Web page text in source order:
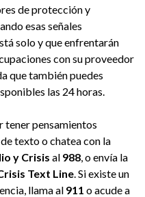
de protección y
esas señales
solo y que enfrentarán
con su proveedor
que también puedes
las 24 horas.
tener pensamientos
texto o chatea con la
y Crisis al 988, o envía la
Text Line. Si existe un
llama al 911 o acude a